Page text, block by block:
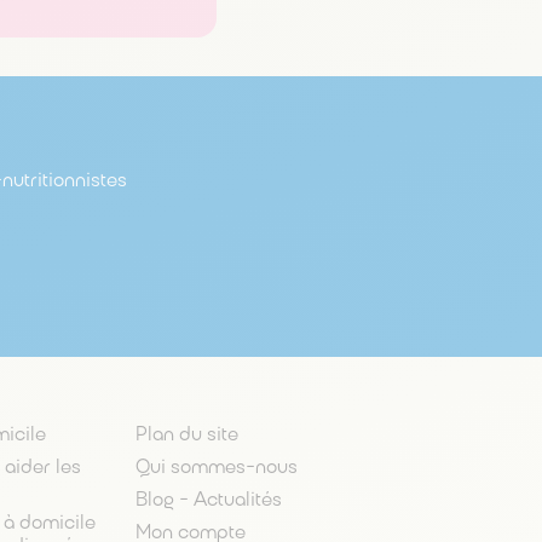
de
aider les
à domicile
Plan du site
Qui sommes-nous
Blog - Actualités
Mon compte